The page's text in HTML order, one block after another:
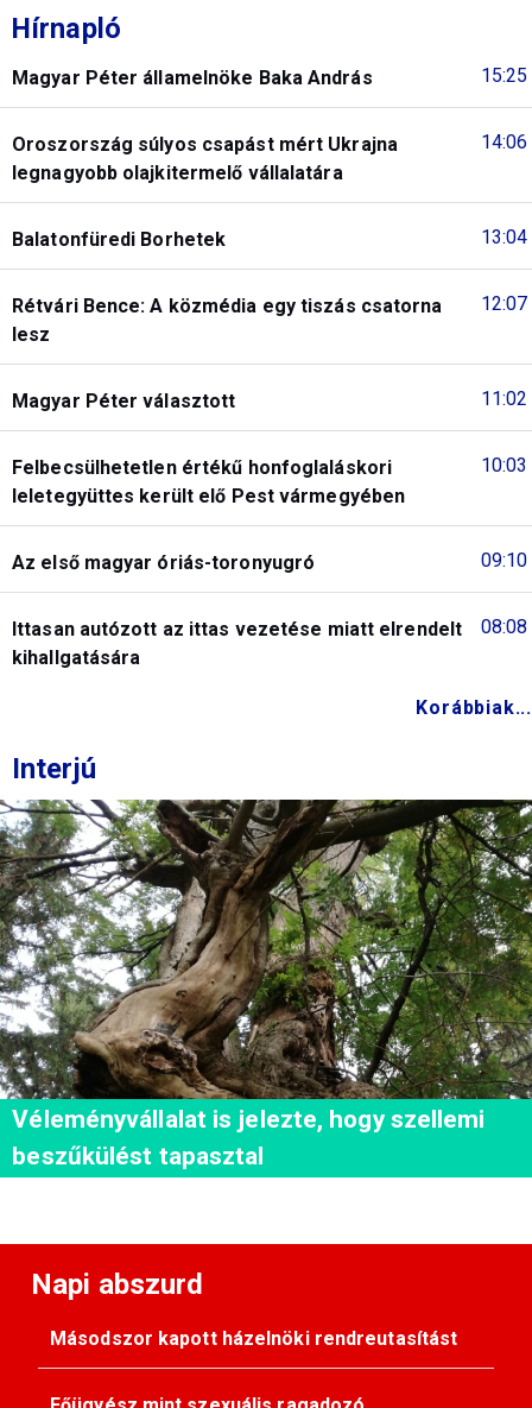
Hírnapló
15:25
Magyar Péter államelnöke Baka András
14:06
Oroszország súlyos csapást mért Ukrajna
legnagyobb olajkitermelő vállalatára
13:04
Balatonfüredi Borhetek
12:07
Rétvári Bence: A közmédia egy tiszás csatorna
lesz
11:02
Magyar Péter választott
10:03
Felbecsülhetetlen értékű honfoglaláskori
leletegyüttes került elő Pest vármegyében
09:10
Az első magyar óriás-toronyugró
08:08
Ittasan autózott az ittas vezetése miatt elrendelt
kihallgatására
Korábbiak...
Interjú
Véleményvállalat is jelezte, hogy szellemi
beszűkülést tapasztal
Napi abszurd
Másodszor kapott házelnöki rendreutasítást